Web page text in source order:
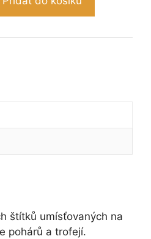
štítků umísťovaných na
pohárů a trofejí.